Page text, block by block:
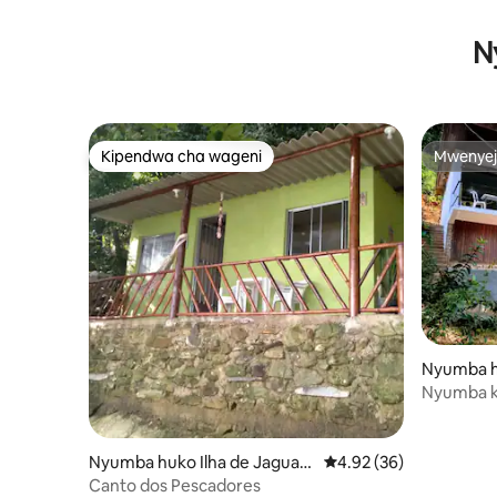
Kipendwa cha wageni
Kipendwa cha wageni
Nyumba huko Ilha de Jaguan
um
Ukadiriaji wa wastani
4.92 (36)
Canto dos Pescadores
Nyumba
á
Nyumba